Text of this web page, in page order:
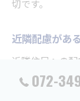
切です。
近隣配慮があ
近隣住民への
びの重要なポ
んの発生が避
072-